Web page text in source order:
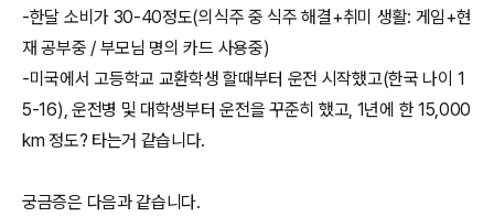
-한달 소비가 30-40정도(의식주 중 식주 해결+취미 생활: 게임+현
재 공부중 / 부모님 명의 카드 사용중)
-미국에서 고등학교 교환학생 할때부터 운전 시작했고(한국 나이 1
5-16), 운전병 및 대학생부터 운전을 꾸준히 했고, 1년에 한 15,000
km 정도? 타는거 같습니다.
궁금증은 다음과 같습니다.